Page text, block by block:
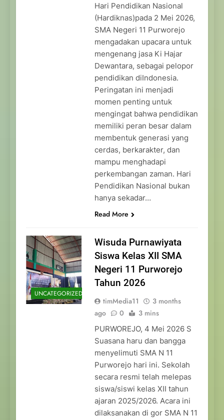
Hari Pendidikan Nasional
(Hardiknas)pada 2 Mei 2026,
SMA Negeri 11 Purworejo
mengadakan upacara untuk
mengenang jasa Ki Hajar
Dewantara, sebagai pelopor
pendidikan diIndonesia.
Peringatan ini menjadi
momen penting untuk
mengingat bahwa pendidikan
memiliki peran besar dalam
membentuk generasi yang
cerdas, berkarakter, dan
mampu menghadapi
perkembangan zaman. Hari
Pendidikan Nasional bukan
hanya sekadar…
Read More
UNCATEGORIZED
Wisuda Purnawiyata
Siswa Kelas XII SMA
Negeri 11 Purworejo
Tahun 2026
timMedia11
3 months
ago
0 3 mins
PURWOREJO, 4 Mei 2026 S
Suasana haru dan bangga
menyelimuti SMA N 11
Purworejo hari ini. Sekolah
secara resmi telah melepas
siswa/siswi kelas XII tahun
ajaran 2025/2026. Acara ini
dilaksanakan di gor SMA N 11